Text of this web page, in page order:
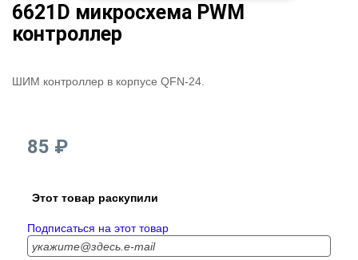
6621D микросхема PWM
контроллер
ШИМ контроллер в корпусе QFN-24.
85 ₽
Этот товар раскупили
Подписаться на этот товар